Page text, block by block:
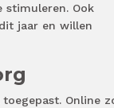
Ook
jaar en willen
Online